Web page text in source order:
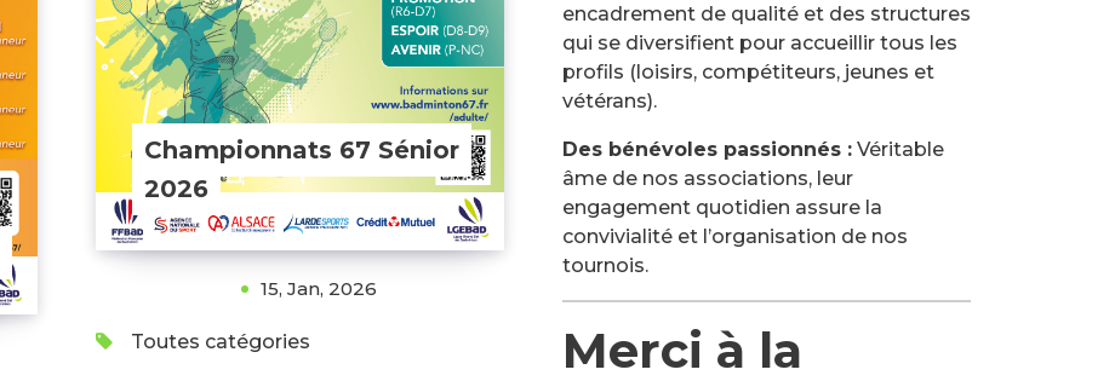
encadrement de qualité et des structures
qui se diversifient pour accueillir tous les
profils (loisirs, compétiteurs, jeunes et
vétérans).
Des bénévoles passionnés : Véritable
âme de nos associations, leur
engagement quotidien assure la
convivialité et l’organisation de nos
tournois.
Merci à la
Championnats 67 Sénior
2026
15, Jan, 2026
Toutes catégories